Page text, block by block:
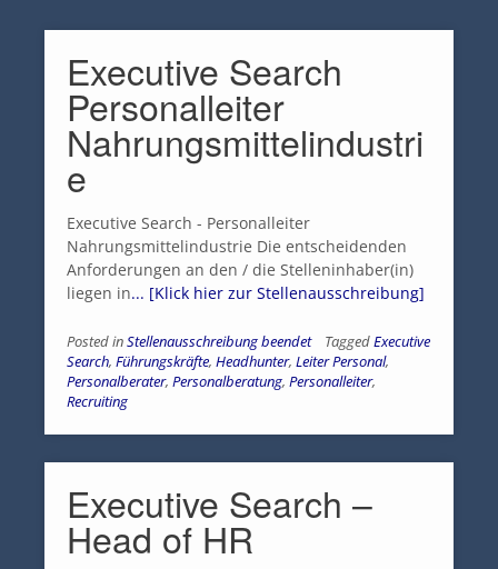
Executive Search
Personalleiter
Nahrungsmittelindustri
e
Executive Search - Personalleiter
Nahrungsmittelindustrie Die entscheidenden
Anforderungen an den / die Stelleninhaber(in)
liegen in... [Klick hier zur Stellenausschreibung]
Posted inStellenausschreibung beendet TaggedExecutive
Search, Führungskräfte, Headhunter, Leiter Personal,
Personalberater, Personalberatung, Personalleiter,
Recruiting
Executive Search –
Head of HR